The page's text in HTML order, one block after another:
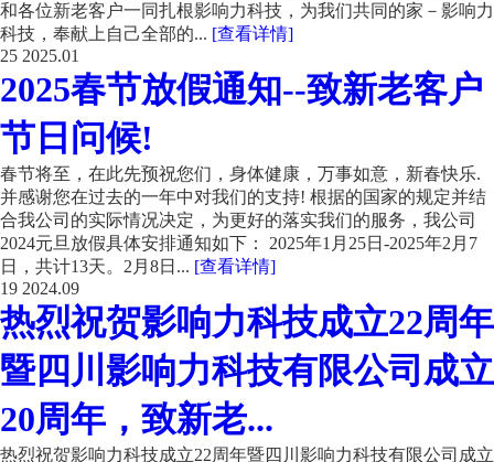
和各位新老客户一同扎根影响力科技，为我们共同的家－影响力
科技，奉献上自己全部的... [查看详情]
25 2025.01
2025春节放假通知--致新老客户
节日问候!
春节将至，在此先预祝您们，身体健康，万事如意，新春快乐.
并感谢您在过去的一年中对我们的支持! 根据的国家的规定并结
合我公司的实际情况决定，为更好的落实我们的服务，我公司
2024元旦放假具体安排通知如下： 2025年1月25日-2025年2月7
日，共计13天。2月8日... [查看详情]
19 2024.09
热烈祝贺影响力科技成立22周年
暨四川影响力科技有限公司成立
20周年，致新老...
热烈祝贺影响力科技成立22周年暨四川影响力科技有限公司成立